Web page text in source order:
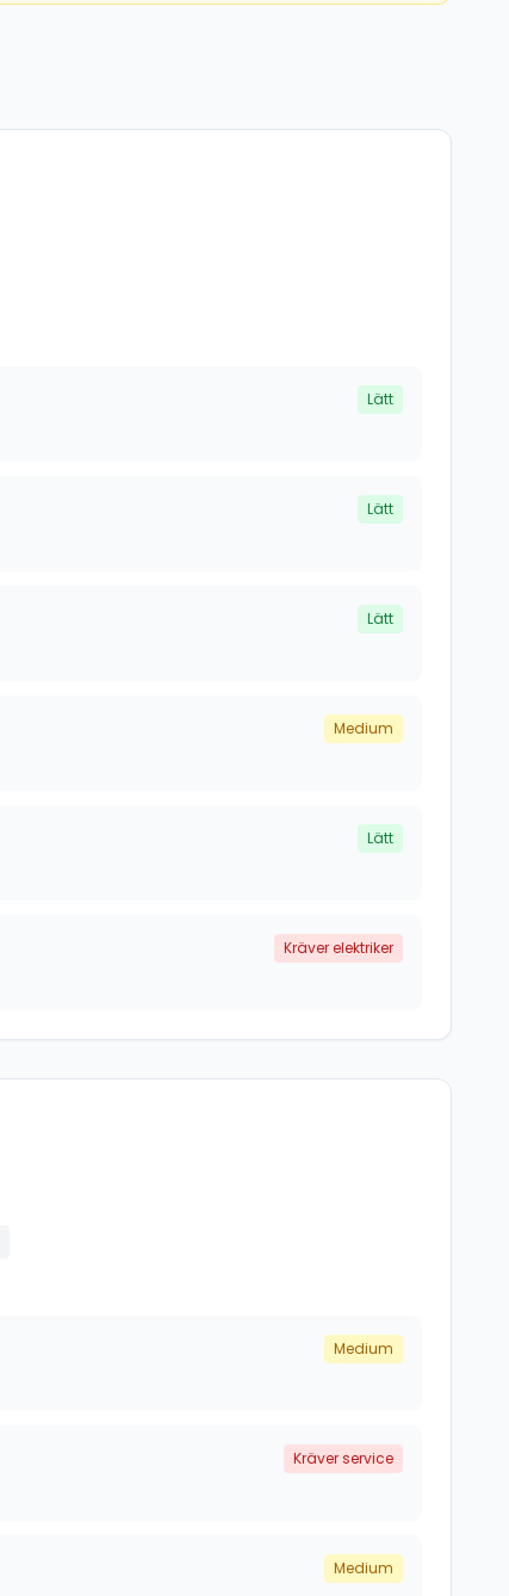
Lätt
Lätt
Lätt
Medium
Lätt
Kräver elektriker
Medium
Kräver service
Medium